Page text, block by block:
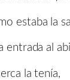
estaba la
entrada al
la tenía,